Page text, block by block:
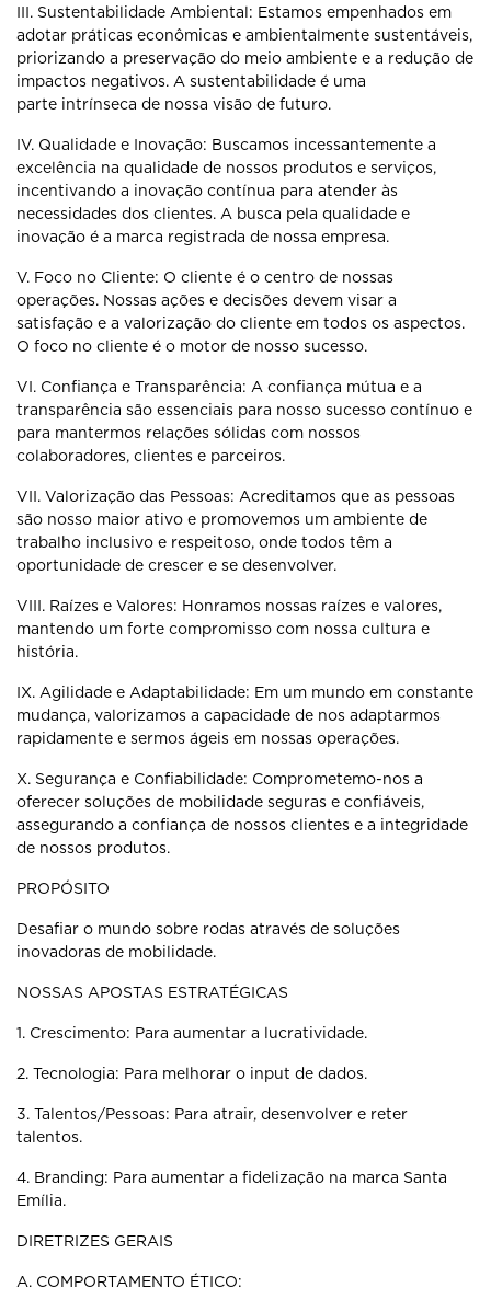
III. Sustentabilidade Ambiental: Estamos empenhados em
adotar práticas econômicas e ambientalmente sustentáveis,
priorizando a preservação do meio ambiente e a redução de
impactos negativos. A sustentabilidade é uma
parte intrínseca de nossa visão de futuro.
IV. Qualidade e Inovação: Buscamos incessantemente a
excelência na qualidade de nossos produtos e serviços,
incentivando a inovação contínua para atender às
necessidades dos clientes. A busca pela qualidade e
inovação é a marca registrada de nossa empresa.
V. Foco no Cliente: O cliente é o centro de nossas
operações. Nossas ações e decisões devem visar a
satisfação e a valorização do cliente em todos os aspectos.
O foco no cliente é o motor de nosso sucesso.
VI. Confiança e Transparência: A confiança mútua e a
transparência são essenciais para nosso sucesso contínuo e
para mantermos relações sólidas com nossos
colaboradores, clientes e parceiros.
VII. Valorização das Pessoas: Acreditamos que as pessoas
são nosso maior ativo e promovemos um ambiente de
trabalho inclusivo e respeitoso, onde todos têm a
oportunidade de crescer e se desenvolver.
VIII. Raízes e Valores: Honramos nossas raízes e valores,
mantendo um forte compromisso com nossa cultura e
história.
IX. Agilidade e Adaptabilidade: Em um mundo em constante
mudança, valorizamos a capacidade de nos adaptarmos
rapidamente e sermos ágeis em nossas operações.
X. Segurança e Confiabilidade: Comprometemo-nos a
oferecer soluções de mobilidade seguras e confiáveis,
assegurando a confiança de nossos clientes e a integridade
de nossos produtos.
PROPÓSITO
Desafiar o mundo sobre rodas através de soluções
inovadoras de mobilidade.
NOSSAS APOSTAS ESTRATÉGICAS
1. Crescimento: Para aumentar a lucratividade.
2. Tecnologia: Para melhorar o input de dados.
3. Talentos/Pessoas: Para atrair, desenvolver e reter
talentos.
4. Branding: Para aumentar a fidelização na marca Santa
Emília.
DIRETRIZES GERAIS
A. COMPORTAMENTO ÉTICO: